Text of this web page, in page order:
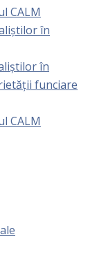
CALM
în
în
funciare
CALM